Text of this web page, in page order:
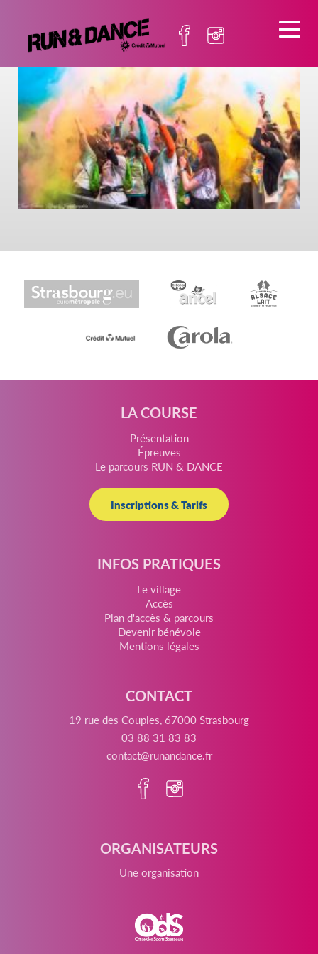
001-DSC_5974
LA COURSE
Présentation
Épreuves
Le parcours RUN & DANCE
Inscriptions & Tarifs
INFOS PRATIQUES
Le village
Accès
Plan d'accès & parcours
Devenir bénévole
Mentions légales
CONTACT
19 rue des Couples, 67000 Strasbourg
03 88 31 83 83
contact@runandance.fr
ORGANISATEURS
Une organisation